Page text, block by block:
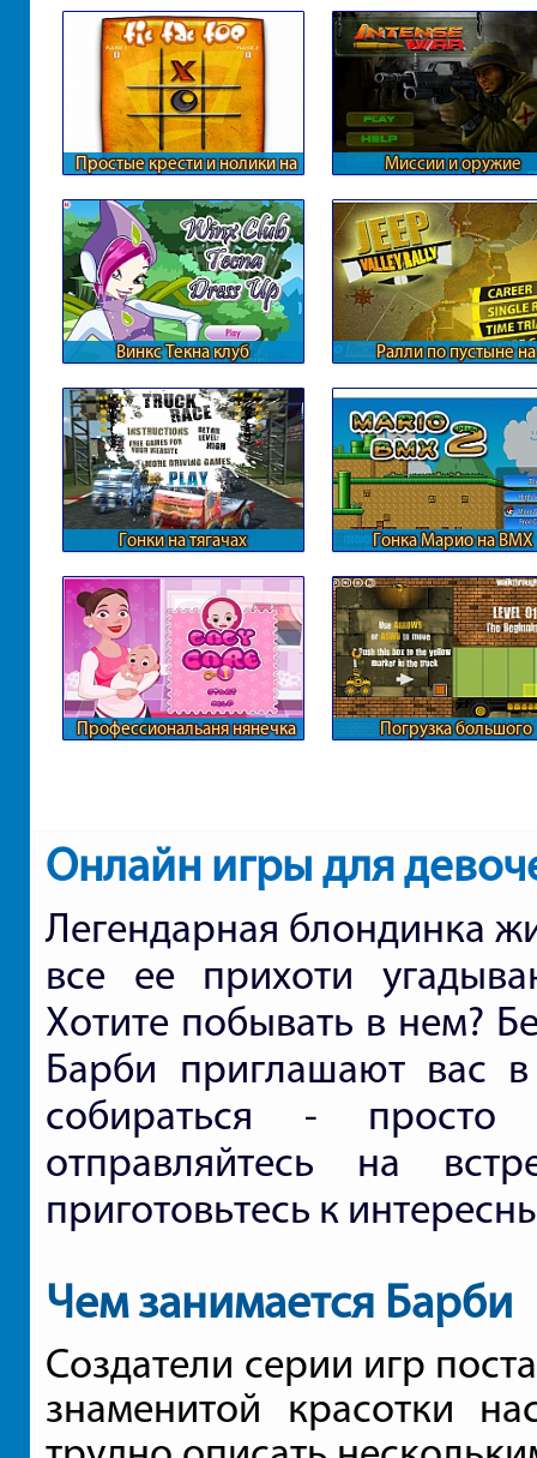
Простые крести и нолики на
Миссии и оружие
Винкс Текна клуб
Ралли по пустыне на
Гонки на тягачах Гонка Марио на BMX
Профессиональаня нянечка
Погрузка большого
Онлайн игры для
Легендарная блондинка
все ее прихоти
Хотите побывать в нем?
Барби приглашают вас
собираться -
отправляйтесь на
приготовьтесь к
Чем занимается Барби
Создатели серии игр
знаменитой красотки